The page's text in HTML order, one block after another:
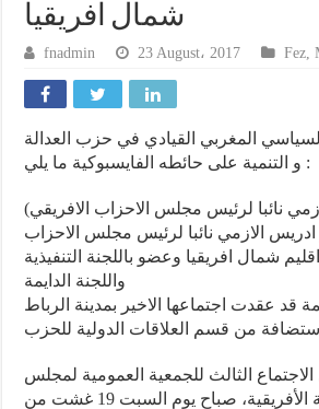
شمال افريقيا
fnadmin 23 August، 2017 Fez ,
المغربي القيادي في حزب العدالة
و التنمية على حائطه الفايسبوكية ما يلي :
نائبا لرئيس مجلس الاحزاب الافريقي
ادريس الازمي نائبا لرئيس مجلس الاحزاب
شمال افريقيا وعضو باللجنة التنفيذية
واللجنة الدايمة
قد عقدت اجتماعها الاخير بمدينة الرباط
الثالث للجمعية العمومية لمجلس
الأحزاب السياسية الأفريقية، صباح يوم السبت 19 غشت من